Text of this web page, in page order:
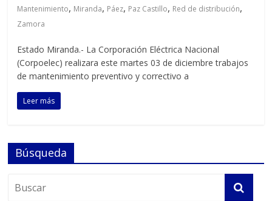
Mantenimiento, Miranda, Páez, Paz Castillo, Red de distribución,
Zamora
Estado Miranda.- La Corporación Eléctrica Nacional
(Corpoelec) realizara este martes 03 de diciembre trabajos
de mantenimiento preventivo y correctivo a
Leer más
Búsqueda